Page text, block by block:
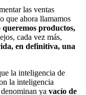
las ventas
que ahora llamamos
productos,
cada vez más,
en definitiva, una
la inteligencia de
la inteligencia
ya vacío de